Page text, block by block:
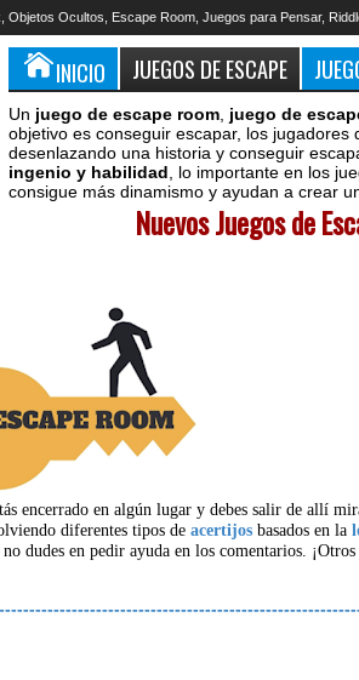
Ocultos, Escape Room, Juegos para Pensar,
INICIO JUEGOS DE ESCAPE
Un juego de escape room juego de
objetivo es conseguir escapar, los
desenlazando una historia y conseguir
ingenio y habilidad , lo importante en los
consigue más dinamismo y ayudan a crear
Nuevos Juegos de
encerrado en algún lugar y debes salir de allí
diferentes tipos deacertijos basados en la
dudes en pedir ayuda en los comentarios.